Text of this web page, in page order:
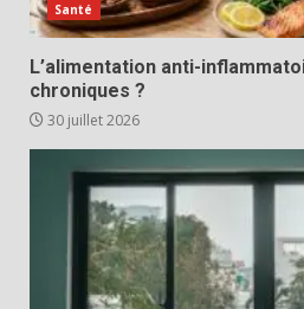
Santé
L’alimentation anti-
chroniques ?
30 juillet 2026